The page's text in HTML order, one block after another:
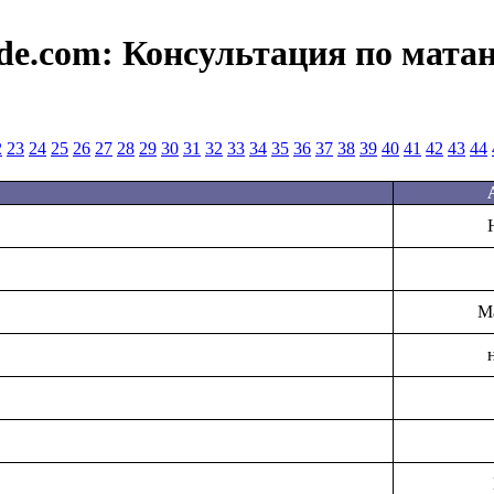
Консультация по
23 24 25 26 27 28 29 30 31 32 33 34 35 36 37 38 39 40 41 42 43 44